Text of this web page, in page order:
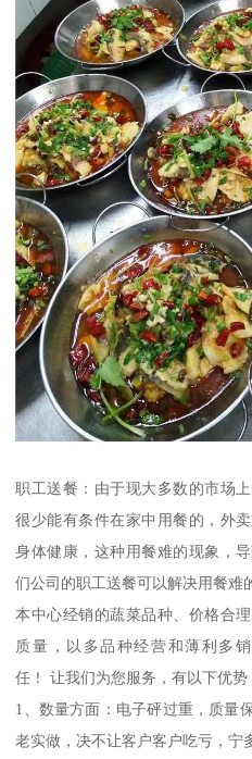
职工送餐：由于现大多数的市场
很少能有条件在家中用餐的，外
身体健康，这种用餐难的现象，
们公司的职工送餐可以解决用餐难
本中心经销的蔬菜品种、价格合
质量，以多品种经营和薄利多
任！ 让我们为您服务，有以下优势
1、数量方面：电子砰过重，质量
老实做，决不让客户客户吃亏，宁